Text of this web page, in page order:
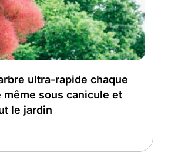
ultra-rapide chaque
sous canicule et
le jardin